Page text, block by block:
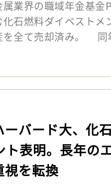
業界の職域年金基金
石燃料ダイベスト
を全て売却済み。 同
ーバード大、化
ト表明。長年の
視を転換